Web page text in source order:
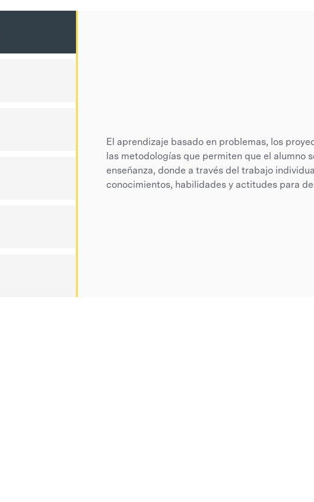
El aprendizaje basado en problemas, los
las metodologías que permiten que el alumno
enseñanza, donde a través del trabajo
conocimientos, habilidades y actitudes para